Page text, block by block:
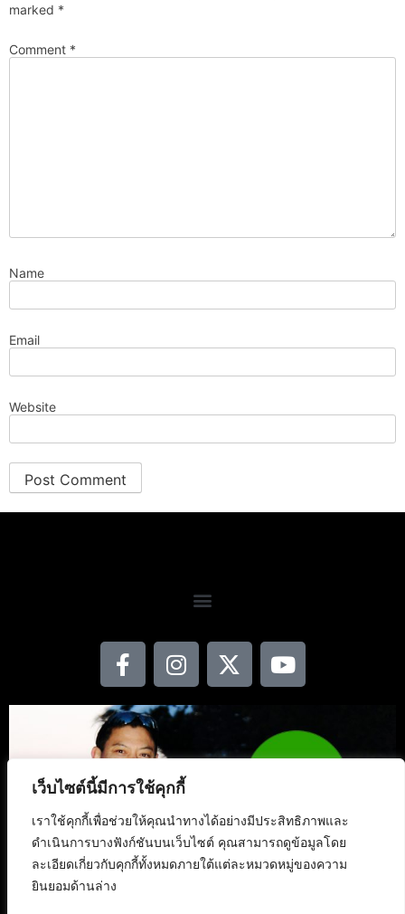
เว็บไซต์นี้มีการใช้คุกกี้
เราใช้คุกกี้เพื่อช่วยให้คุณนำทางได้อย่างมีประสิทธิภาพและ
ดำเนินการบางฟังก์ชันบนเว็บไซต์ คุณสามารถดูข้อมูลโดย
ละเอียดเกี่ยวกับคุกกี้ทั้งหมดภายใต้แต่ละหมวดหมู่ของความ
ยินยอมด้านล่าง
marked *
Comment *
Name
Email
Website